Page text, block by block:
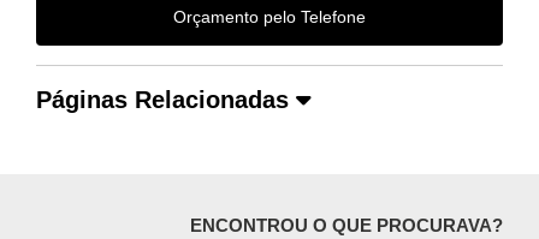
Orçamento pelo Telefone
Páginas Relacionadas
ENCONTROU O QUE PROCURAVA?